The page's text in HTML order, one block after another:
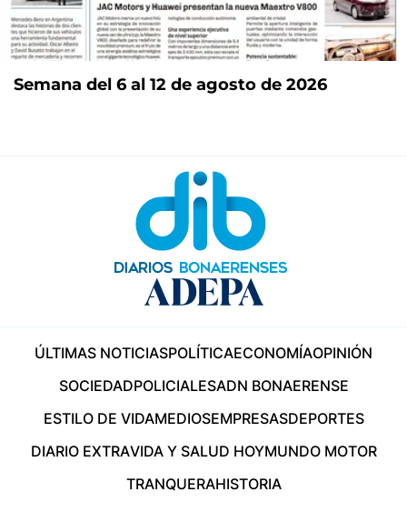
Semana del 6 al 12 de agosto de 2026
ÚLTIMAS NOTICIASPOLÍTICAECONOMÍAOPINIÓN
SOCIEDADPOLICIALESADN BONAERENSE
ESTILO DE VIDAMEDIOSEMPRESASDEPORTES
DIARIO EXTRAVIDA Y SALUD HOYMUNDO MOTOR
TRANQUERAHISTORIA